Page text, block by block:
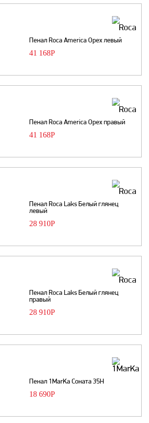
Пенал Roca America Орех левый
41 168Р
Пенал Roca America Орех правый
41 168Р
Пенал Roca Laks Белый глянец
левый
28 910Р
Пенал Roca Laks Белый глянец
правый
28 910Р
Пенал 1MarKa Соната 35Н
18 690Р